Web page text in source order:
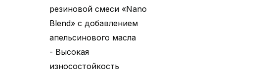
резиновой смеси «Nano
Blend» с добавлением
апельсинового масла
- Высокая
износостойкость